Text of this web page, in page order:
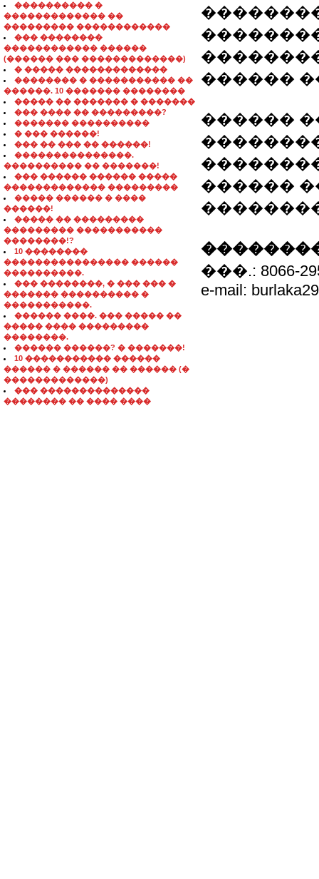
���������� �
������������� ��
��������� ������������
��� ��������
������������ ������
(������ ��� �������������)
� ����� �������������
�������� � ����������� ��
������. 10 ������� ��������
����� �� ������� � �������
��� ���� �� ���������?
������� ����������
� ��� ������!
��� �� ��� �� ������!
���������������.
���������� �� �������!
��� ������ ������ �����
������������� ���������
����� ������ � ����
������!
����� �� ���������
��������� �����������
��������!?
10 ��������
���������������� ������
����������.
��� ��������, � ��� ��� �
������� ���������� �
�����������.
������ ����. ��� ����� ��
����� ���� ���������
��������.
������ ������? � �������!
10 ����������� ������
������ � ������ �� ������ (�
�������������)
��� ��������������
�������� �� ���� ����
������
������
������
���.: 8066-
e-mail: